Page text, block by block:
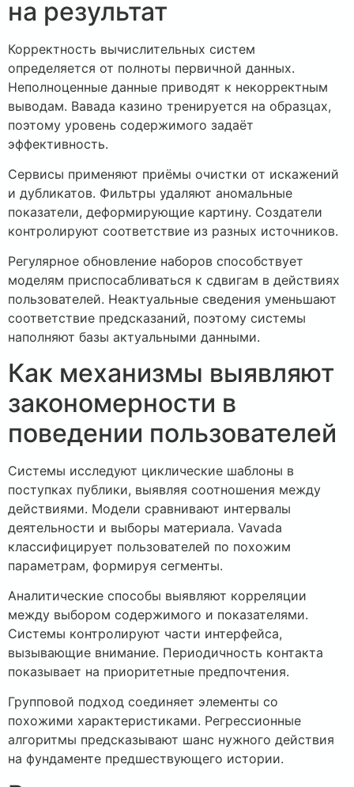
на результат
Корректность вычислительных систем
определяется от полноты первичной данных.
Неполноценные данные приводят к некорректным
выводам. Вавада казино тренируется на образцах,
поэтому уровень содержимого задаёт
эффективность.
Сервисы применяют приёмы очистки от искажений
и дубликатов. Фильтры удаляют аномальные
показатели, деформирующие картину. Создатели
контролируют соответствие из разных источников.
Регулярное обновление наборов способствует
моделям приспосабливаться к сдвигам в действиях
пользователей. Неактуальные сведения уменьшают
соответствие предсказаний, поэтому системы
наполняют базы актуальными данными.
Как механизмы выявляют
закономерности в
поведении пользователей
Системы исследуют циклические шаблоны в
поступках публики, выявляя соотношения между
действиями. Модели сравнивают интервалы
деятельности и выборы материала. Vavada
классифицирует пользователей по похожим
параметрам, формируя сегменты.
Аналитические способы выявляют корреляции
между выбором содержимого и показателями.
Системы контролируют части интерфейса,
вызывающие внимание. Периодичность контакта
показывает на приоритетные предпочтения.
Групповой подход соединяет элементы со
похожими характеристиками. Регрессионные
алгоритмы предсказывают шанс нужного действия
на фундаменте предшествующего истории.